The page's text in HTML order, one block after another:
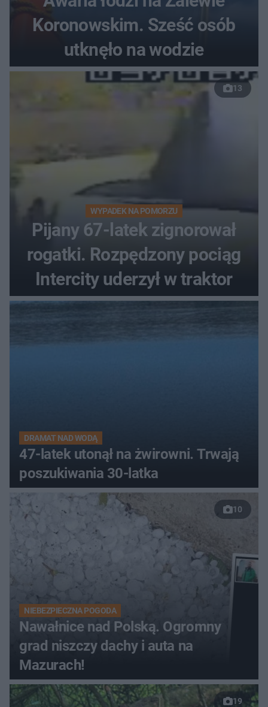
Koronowskim. Sześć osób
utknęło na wodzie
13
WYPADEK NA POMORZU
Pijany 67-latek zignorował
rogatki. Rozpędzony pociąg
Intercity uderzył w traktor
DRAMAT NAD WODĄ
47-latek utonął na żwirowni. Trwają
poszukiwania 30-latka
10
NIEBEZPIECZNA POGODA
Nawałnice nad Polską. Ogromny
grad niszczy dachy i auta na
Mazurach!
19